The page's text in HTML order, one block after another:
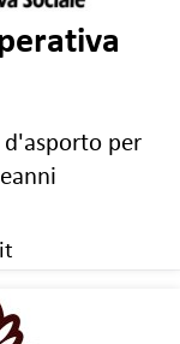
d'asporto per